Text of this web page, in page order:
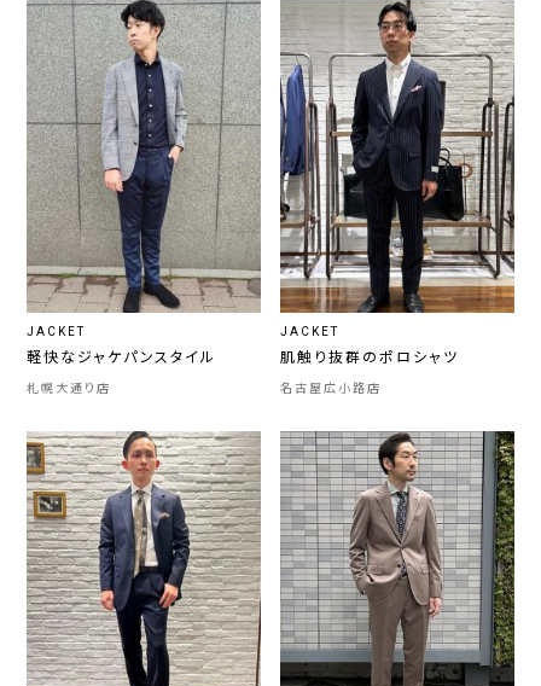
JACKET
軽快なジャケパンスタイル
札幌大通り店
JACKET
肌触り抜群のポロシャツ
名古屋広小路店